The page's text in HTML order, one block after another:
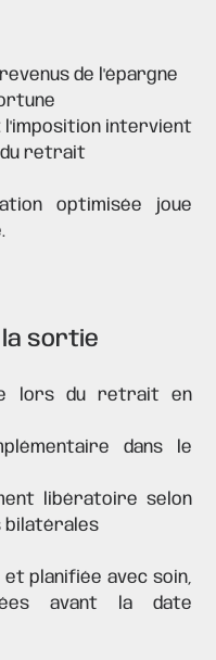
de l'épargne
l'imposition intervient
du retrait
optimisée joue
la sortie
lors du retrait en
dans le
libératoire selon
bilatérales
planifiée avec soin,
avant la date